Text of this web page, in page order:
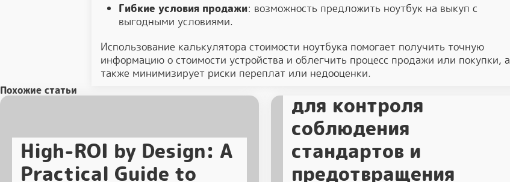
Гибкие условия продажи: возможность предложить ноутбук на выкуп с
выгодными условиями.
Использование калькулятора стоимости ноутбука помогает получить точную
информацию о стоимости устройства и облегчить процесс продажи или покупки, а
также минимизирует риски переплат или недооценки.
Похожие статьи
High-ROI by Design: A
Practical Guide to
Комплаенс и качество
сервиса: как
использовать метод
тайного покупателя
для контроля
соблюдения
стандартов и
предотвращения